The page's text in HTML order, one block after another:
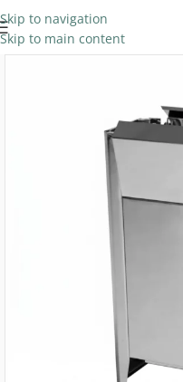
Skip to navigation
Skip to main content